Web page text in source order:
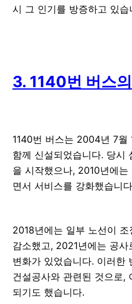
시 그 인기를 방증하고 있습
3. 1140번 버스
1140번 버스는 2004년 7월
함께 신설되었습니다. 당시
을 시작했으나, 2010년에
면서 서비스를 강화했습니
2018년에는 일부 노선이
감소했고, 2021년에는 공
변화가 있었습니다. 이러한
건설공사와 관련된 것으로,
되기도 했습니다.